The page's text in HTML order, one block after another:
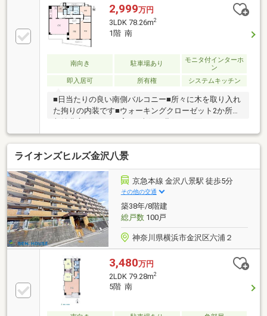
2,999万円
3LDK 78.26m2
1階 南
南向き 駐車場あり
モニタ付インターホ
ン
即入居可
所有権 システムキッチン
■日当たりの良い南側バルコニー■所々に木を取り入れ
た拘りの内装です■ウォーキングクローゼット2か所と
収納豊富■ペット飼育可■南側、北側の両面バルコニー
■コンビニやドラッグストアと周辺に買い物施設が充
実
ライオンズヒルズ金沢八景
京急本線 金沢八景駅 徒歩5分
その他の交通
築38年/8階建
総戸数100戸
神奈川県横浜市金沢区六浦２
3,480万円
2LDK 79.28m2
5階 南